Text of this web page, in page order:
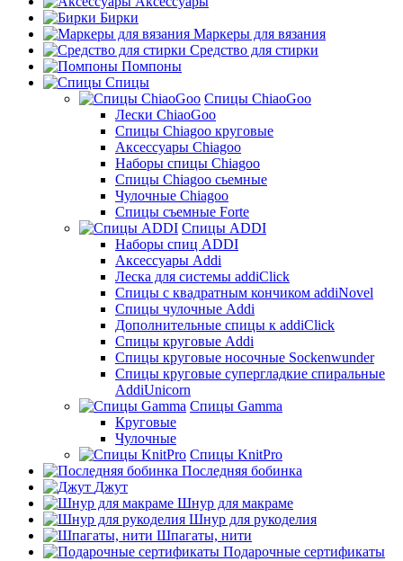
Бирки
Маркеры для вязания
Средство для стирки
Помпоны
Спицы
Спицы ChiaoGoo
Лески ChiaoGoo
Cпицы Сhiagoo круговые
Аксессуары Chiagoo
Наборы спицы Chiagoo
Спицы Chiagoo сьемные
Чулочные Chiagoo
Спицы съемные Forte
Спицы ADDI
Наборы спиц ADDI
Аксессуары Addi
Леска для системы addiClick
Спицы с квадратным кончиком addiNovel
Спицы чулочные Addi
Дополнительные спицы к addiClick
Спицы круговые Addi
Спицы круговые носочные Sockenwunder
Спицы круговые супергладкие спиральные
AddiUnicorn
Спицы Gamma
Круговые
Чулочные
Спицы KnitPro
Последняя бобинка
Джут
Шнур для макраме
Шнур для рукоделия
Шпагаты, нити
Подарочные сертификаты